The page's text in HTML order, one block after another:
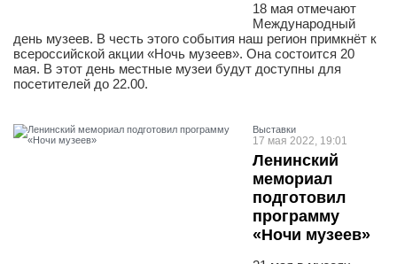
18 мая отмечают
Международный
день музеев. В честь этого события наш регион примкнёт к
всероссийской акции «Ночь музеев». Она состоится 20
мая. В этот день местные музеи будут доступны для
посетителей до 22.00.
Выставки
17 мая 2022, 19:01
Ленинский
мемориал
подготовил
программу
«Ночи музеев»